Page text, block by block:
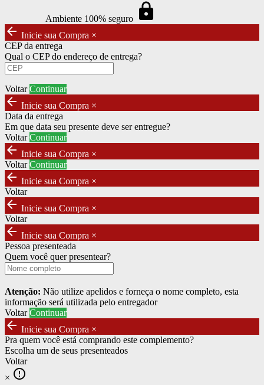
Ambiente 100% seguro https
arrow_back Inicie sua Compra ×
CEP da entrega
Qual o CEP do endereço de entrega?
Voltar Continuar
arrow_back Inicie sua Compra ×
Data da entrega
Em que data seu presente deve ser entregue?
Voltar Continuar
arrow_back Inicie sua Compra ×
Voltar Continuar
arrow_back Inicie sua Compra ×
Voltar
arrow_back Inicie sua Compra ×
Voltar
arrow_back Inicie sua Compra ×
Pessoa presenteada
Quem você quer presentear?
Atenção: Não utilize apelidos e forneça o nome completo, esta
informação será utilizada pelo entregador
Voltar Continuar
arrow_back Inicie sua Compra ×
Pra quem você está comprando este complemento?
Escolha um de seus presenteados
Voltar
× error_outline